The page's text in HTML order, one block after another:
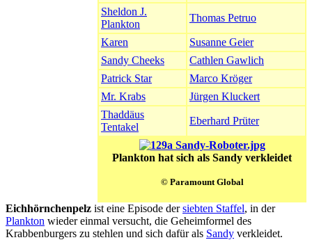
Sheldon J.
Plankton
Thomas Petruo
Karen
Susanne Geier
Sandy Cheeks
Cathlen Gawlich
Patrick Star
Marco Kröger
Mr. Krabs
Jürgen Kluckert
Thaddäus
Tentakel
Eberhard Prüter
Plankton hat sich als Sandy verkleidet
© Paramount Global
Eichhörnchenpelz ist eine Episode dersiebten Staffel, in der
Plankton wieder einmal versucht, die Geheimformel des
Krabbenburgers zu stehlen und sich dafür als Sandy verkleidet.